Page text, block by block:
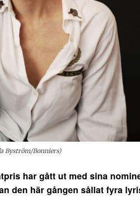
Byström/Bonniers)
har gått ut med sina
den här gången sållat fyra